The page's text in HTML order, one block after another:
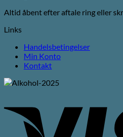
Altid åbent efter aftale ring eller
Links
Handelsbetingelser
Min Konto
Kontakt